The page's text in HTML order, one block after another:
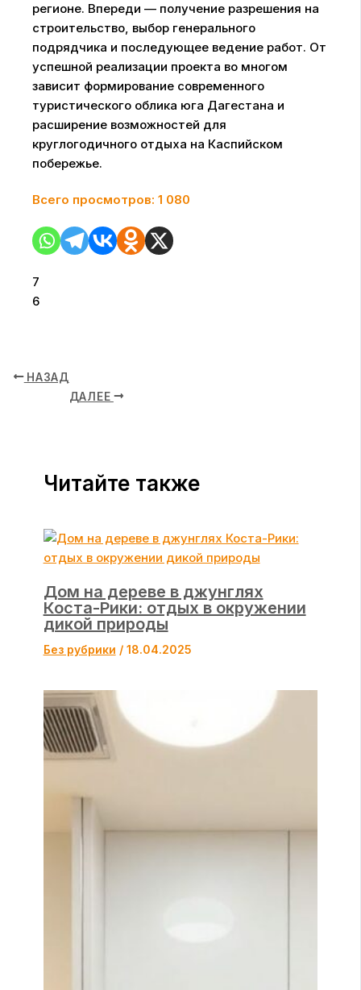
регионе. Впереди — получение разрешения на
строительство, выбор генерального
подрядчика и последующее ведение работ. От
успешной реализации проекта во многом
зависит формирование современного
туристического облика юга Дагестана и
расширение возможностей для
круглогодичного отдыха на Каспийском
побережье.
Всего просмотров: 1 080
7
6
НАЗАД
ДАЛЕЕ
Читайте также
Дом на дереве в джунглях
Коста-Рики: отдых в окружении
дикой природы
Без рубрики / 18.04.2025